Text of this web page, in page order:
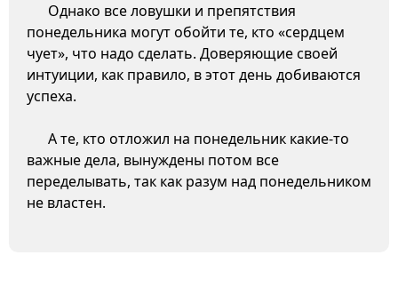
Однако все ловушки и препятствия
понедельника могут обойти те, кто «сердцем
чует», что надо сделать. Доверяющие своей
интуиции, как правило, в этот день добиваются
успеха.
А те, кто отложил на понедельник какие-то
важные дела, вынуждены потом все
переделывать, так как разум над понедельником
не властен.